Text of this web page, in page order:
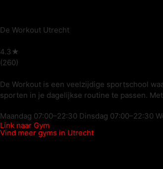
De Workout Utrecht
4.3★
(260)
De Workout is een veelzijdige sportschool
sporten in je dagelijkse routine te passen.
Maandag 07:00–22:30 Dinsdag 07:00–22:30
Link naar Gym
Vind meer gyms in Utrecht